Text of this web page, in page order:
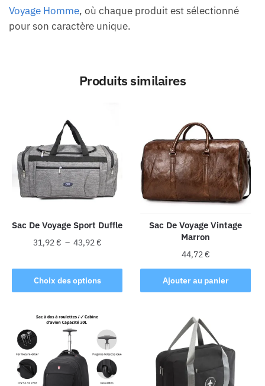
Voyage Homme, où chaque produit est sélectionné
pour son caractère unique.
Produits similaires
Sac De Voyage Sport Duffle
31,92€ – 43,92€Plage
prix :
31,92 €
à
Choix des options
produit
a
variations.
Les
options
peuvent
être
Sac De Voyage Vintage
Marron
44,72€
Ajouter au panier